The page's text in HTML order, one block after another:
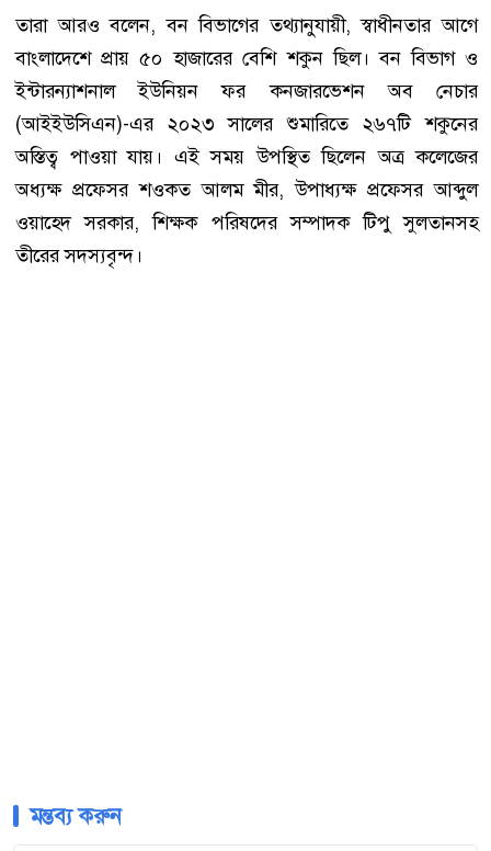
তারা আরও বলেন, বন বিভাগের তথ্যানুযায়ী, স্বাধীনতার আগে
বাংলাদেশে প্রায় ৫০ হাজারের বেশি শকুন ছিল। বন বিভাগ ও
ইন্টারন্যাশনাল ইউনিয়ন ফর কনজারভেশন অব নেচার
(আইইউসিএন)-এর ২০২৩ সালের শুমারিতে ২৬৭টি শকুনের
অস্তিত্ব পাওয়া যায়। এই সময় উপস্থিত ছিলেন অত্র কলেজের
অধ্যক্ষ প্রফেসর শওকত আলম মীর, উপাধ্যক্ষ প্রফেসর আব্দুল
ওয়াহেদ সরকার, শিক্ষক পরিষদের সম্পাদক টিপু সুলতানসহ
তীরের সদস্যবৃন্দ।
মন্তব্য করুন